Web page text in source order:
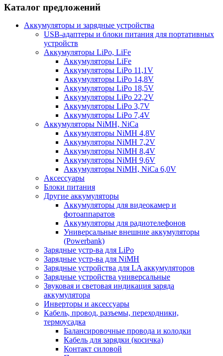
Каталог предложений
Аккумуляторы и зарядные устройства
USB-адаптеры и блоки питания для портативных
устройств
Аккумуляторы LiPo, LiFe
Аккумуляторы LiFe
Аккумуляторы LiPo 11,1V
Аккумуляторы LiPo 14,8V
Аккумуляторы LiPo 18,5V
Аккумуляторы LiPo 22,2V
Аккумуляторы LiPo 3,7V
Аккумуляторы LiPo 7,4V
Аккумуляторы NiMH, NiCa
Аккумуляторы NiMH 4,8V
Аккумуляторы NiMH 7,2V
Аккумуляторы NiMH 8,4V
Аккумуляторы NiMH 9,6V
Аккумуляторы NiMH, NiCa 6,0V
Аксессуары
Блоки питания
Другие аккумуляторы
Аккумуляторы для видеокамер и
фотоаппаратов
Аккумуляторы для радиотелефонов
Универсальные внешние аккумуляторы
(Powerbank)
Зарядные устр-ва для LiPo
Зарядные устр-ва для NiMH
Зарядные устройства для LA аккумуляторов
Зарядные устройства универсальные
Звуковая и световая индикация заряда
аккумулятора
Инверторы и аксессуары
Кабель, провод, разъемы, переходники,
термоусадка
Балансировочные провода и колодки
Кабель для зарядки (косичка)
Контакт силовой